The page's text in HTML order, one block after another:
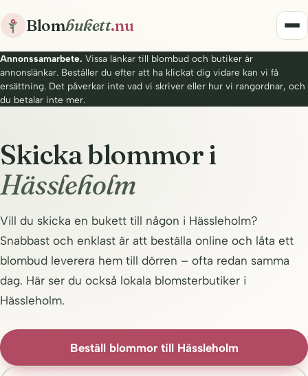
Blombukett.nu
Annonssamarbete. Vissa länkar till blombud och butiker är
annonslänkar. Beställer du efter att ha klickat dig vidare kan vi få
ersättning. Det påverkar inte vad vi skriver eller hur vi rangordnar, och
du betalar inte mer.
Skicka blommor i
Hässleholm
Vill du skicka en bukett till någon i Hässleholm?
Snabbast och enklast är att beställa online och låta ett
blombud leverera hem till dörren – ofta redan samma
dag. Här ser du också lokala blomsterbutiker i
Hässleholm.
Beställ blommor till Hässleholm